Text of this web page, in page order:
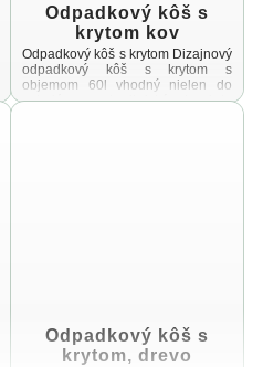
Odpadkový kôš s
krytom kov
Odpadkový kôš s krytom Dizajnový
odpadkový kôš s krytom s
objemom 60l vhodný nielen do
exteriéru - parky, ihriská, ale aj do
Odpadkový kôš s
krytom, drevo